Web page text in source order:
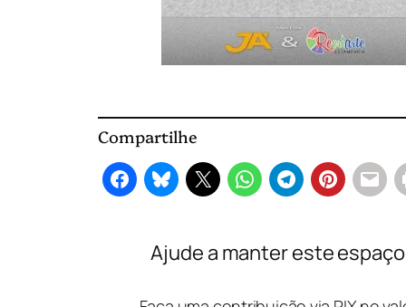
Compartilhe
Ajude a manter este